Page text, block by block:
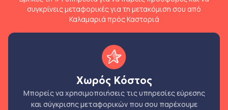
συγκρίνεις μεταφορικές για τη μετακόμιση σου από
Καλαμαριά πρός Καστοριά
Χωρός Κόστος
Μπορείς να χρησιμοποιήσεις τις υπηρεσίες εύρεσης
και σύγκρισης μεταφορικών που σου παρέχουμε